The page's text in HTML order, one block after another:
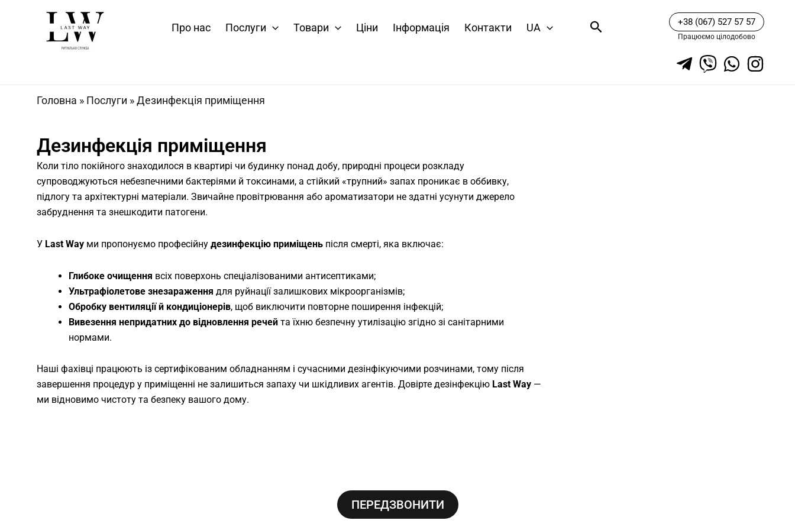
Про нас Послуги Товари Ціни Інформація Контакти UA Пошук +38 (067) 527 57 57
Працюємо цілодобово
Головна » Послуги »Дезинфекція приміщення
Дезинфекція приміщення
Коли тіло покійного знаходилося в квартирі чи будинку понад добу, природні процеси розкладу
супроводжуються небезпечними бактеріями й токсинами, а стійкий «трупний» запах проникає в оббивку,
підлогу та архітектурні матеріали. Звичайне провітрювання або ароматизатори не здатні усунути джерело
забруднення та знешкодити патогени.
У Last Way ми пропонуємо професійну дезинфекцію приміщень після смерті, яка включає:
Глибоке очищення всіх поверхонь спеціалізованими антисептиками;
Ультрафіолетове знезараження для руйнації залишкових мікроорганізмів;
Обробку вентиляції й кондиціонерів, щоб виключити повторне поширення інфекцій;
Вивезення непридатних до відновлення речей та їхню безпечну утилізацію згідно зі санітарними
нормами.
Наші фахівці працюють із сертифікованим обладнанням і сучасними дезінфікуючими розчинами, тому після
завершення процедур у приміщенні не залишиться запаху чи шкідливих агентів. Довірте дезінфекцію Last Way —
ми відновимо чистоту та безпеку вашого дому.
ПЕРЕДЗВОНИТИ